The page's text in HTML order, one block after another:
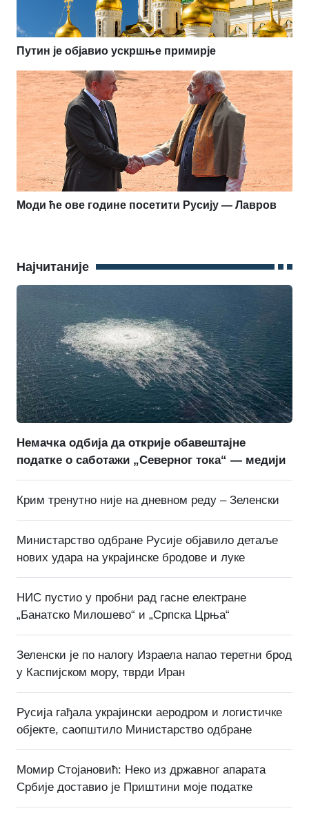
Путин је објавио ускршње примирје
Моди ће ове године посетити Русију — Лавров
Најчитаније
Немачка одбија да открије обавештајне
податке о саботажи „Северног тока“ — медији
Крим тренутно није на дневном реду – Зеленски
Министарство одбране Русије објавило детаље
нових удара на украјинске бродове и луке
НИС пустио у пробни рад гасне електране
„Банатско Милошево“ и „Српска Црња“
Зеленски је по налогу Израела напао теретни брод
у Каспијском мору, тврди Иран
Русија гађала украјински аеродром и логистичке
објекте, саопштило Министарство одбране
Момир Стојановић: Неко из државног апарата
Србије доставио је Приштини моје податке